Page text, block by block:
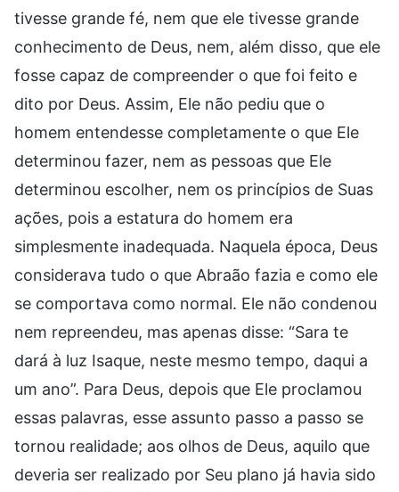
tivesse grande fé, nem que ele tivesse grande
conhecimento de Deus, nem, além disso, que ele
fosse capaz de compreender o que foi feito e
dito por Deus. Assim, Ele não pediu que o
homem entendesse completamente o que Ele
determinou fazer, nem as pessoas que Ele
determinou escolher, nem os princípios de Suas
ações, pois a estatura do homem era
simplesmente inadequada. Naquela época, Deus
considerava tudo o que Abraão fazia e como ele
se comportava como normal. Ele não condenou
nem repreendeu, mas apenas disse: “Sara te
dará à luz Isaque, neste mesmo tempo, daqui a
um ano”. Para Deus, depois que Ele proclamou
essas palavras, esse assunto passo a passo se
tornou realidade; aos olhos de Deus, aquilo que
deveria ser realizado por Seu plano já havia sido